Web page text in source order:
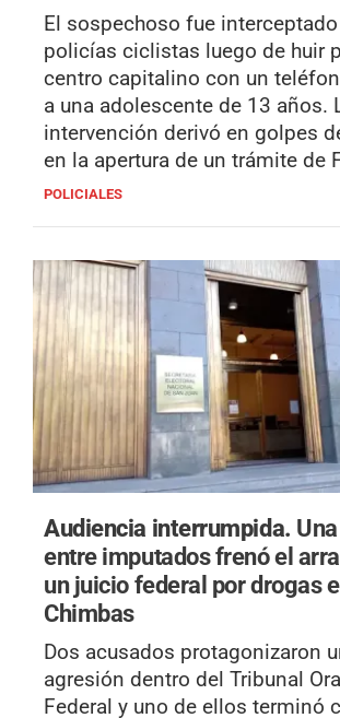
El sospechoso fue
policías ciclistas luego de huir
centro capitalino con un
a una adolescente de 13 años.
intervención derivó en golpes
en la apertura de un trámite de
POLICIALES
Audiencia interrumpida.
entre imputados frenó el
un juicio federal por drogas
Chimbas
Dos acusados protagonizaron
agresión dentro del Tribunal
Federal y uno de ellos terminó